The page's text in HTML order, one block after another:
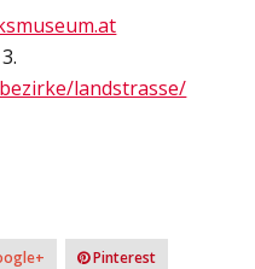
landstrasse/
Pinterest